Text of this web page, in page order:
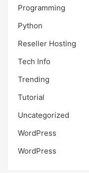
Programming
Python
Reseller Hosting
Tech Info
Trending
Tutorial
Uncategorized
WordPress
WordPress